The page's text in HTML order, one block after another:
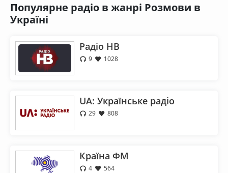
Популярне радіо в жанрі Розмови в
Україні
Радіо НВ
9 1028
UA: Українське радіо
29 808
Країна ФМ
4 564